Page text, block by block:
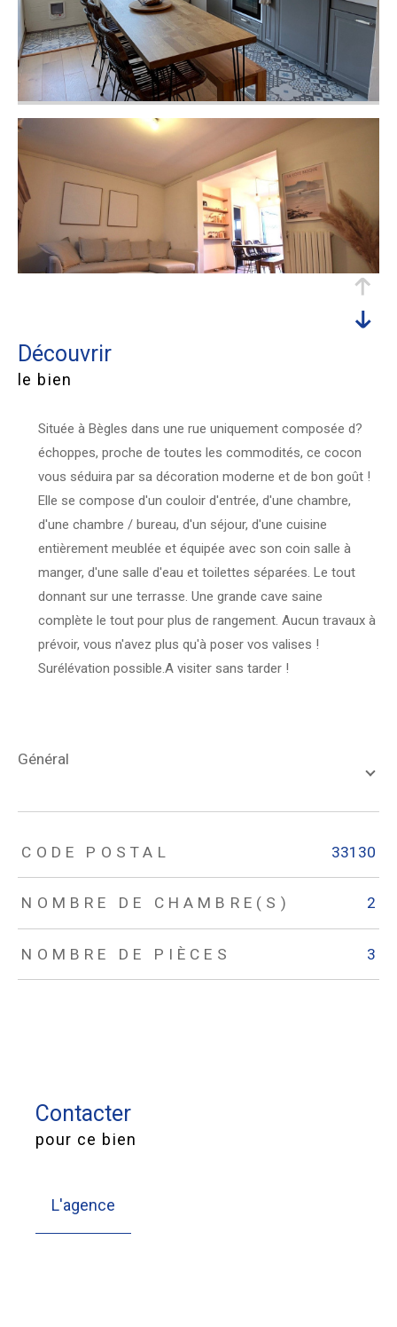
découvrir
le bien
Située à Bègles dans une rue uniquement composée d?
échoppes, proche de toutes les commodités, ce cocon
vous séduira par sa décoration moderne et de bon goût !
Elle se compose d'un couloir d'entrée, d'une chambre,
d'une chambre / bureau, d'un séjour, d'une cuisine
entièrement meublée et équipée avec son coin salle à
manger, d'une salle d'eau et toilettes séparées. Le tout
donnant sur une terrasse. Une grande cave saine
complète le tout pour plus de rangement. Aucun travaux à
prévoir, vous n'avez plus qu'à poser vos valises !
Surélévation possible.A visiter sans tarder !
général
TRAD_ZEPHYR_Caracteristique TRAD_ZEPHYR_Valeurs
CODE POSTAL 33130
NOMBRE DE CHAMBRE(S) 2
NOMBRE DE PIÈCES 3
Contacter
pour ce bien
L'agence